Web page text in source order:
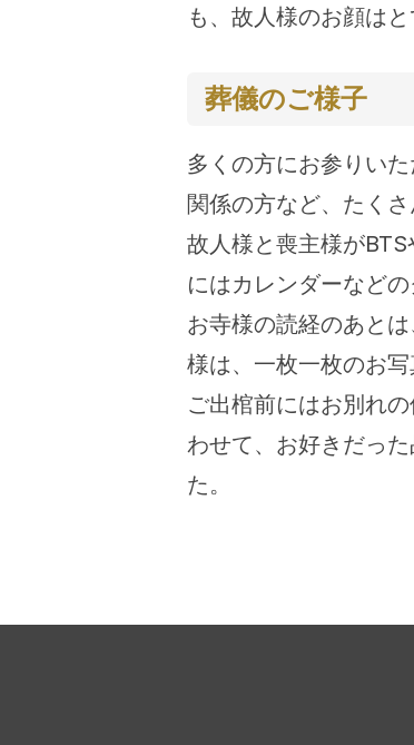
も、故人様のお顔は
葬儀のご様子
多くの方にお参りい
関係の方など、たく
故人様と喪主様が
にはカレンダーなど
お寺様の読経のあと
様は、一枚一枚のお
ご出棺前にはお別れ
わせて、お好きだっ
た。